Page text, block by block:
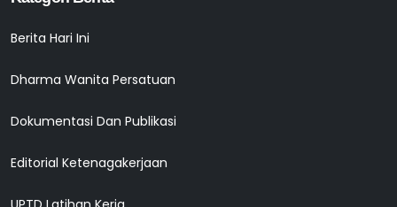
Berita Hari Ini
Dharma Wanita Persatuan
Dokumentasi Dan Publikasi
Editorial Ketenagakerjaan